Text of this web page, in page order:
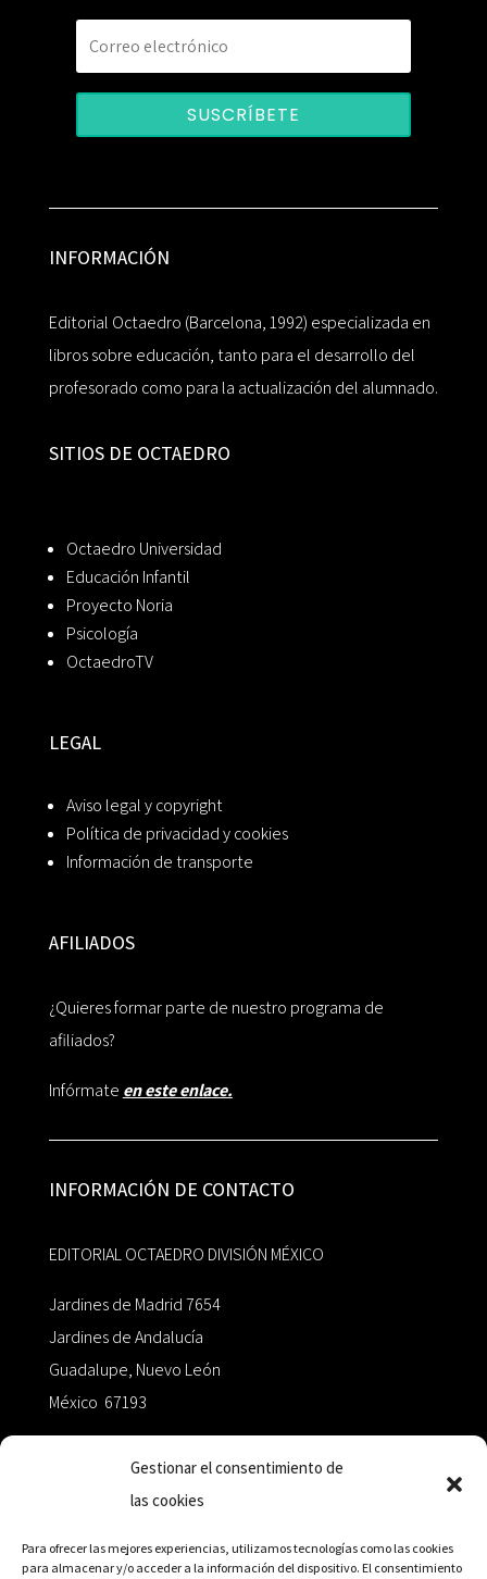
Gestionar el consentimiento de
las cookies
Para ofrecer las mejores experiencias, utilizamos tecnologías como las cookies
para almacenar y/o acceder a la información del dispositivo. El consentimiento
SUSCRÍBETE
INFORMACIÓN
Editorial Octaedro (Barcelona, 1992) especializada en
libros sobre educación, tanto para el desarrollo del
profesorado como para la actualización del alumnado.
SITIOS DE OCTAEDRO
Octaedro Universidad
Educación Infantil
Proyecto Noria
Psicología
OctaedroTV
LEGAL
Aviso legal y copyright
Política de privacidad y cookies
Información de transporte
AFILIADOS
¿Quieres formar parte de nuestro programa de
afiliados?
Infórmate en este enlace.
INFORMACIÓN DE CONTACTO
EDITORIAL OCTAEDRO DIVISIÓN MÉXICO
Jardines de Madrid 7654
Jardines de Andalucía
Guadalupe, Nuevo León
México 67193
+52 811.499.5638